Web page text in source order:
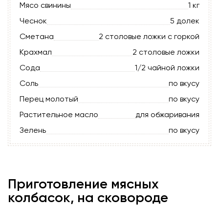
Мясо свинины
1 кг
Чеснок
5 долек
Сметана
2 столовые ложки с горкой
Крахмал
2 столовые ложки
Сода
1/2 чайной ложки
Соль
по вкусу
Перец молотый
по вкусу
Растительное масло
для обжаривания
Зелень
по вкусу
Приготовление мясных
колбасок, на сковороде